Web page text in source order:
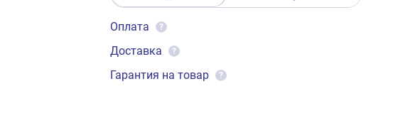
Оплата ?
Доставка ?
Гарантия на товар ?